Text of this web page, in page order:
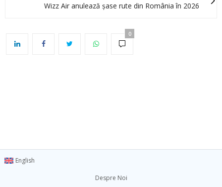
Wizz Air anulează șase rute din România în 2026
0
English
Despre Noi